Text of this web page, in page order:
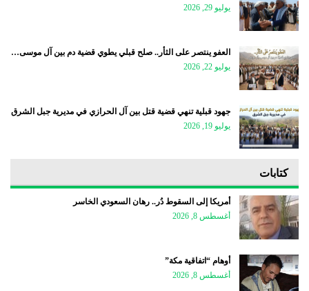
يوليو 29, 2026
العفو ينتصر على الثأر.. صلح قبلي يطوي قضية دم بين آل موسى…
يوليو 22, 2026
جهود قبلية تنهي قضية قتل بين آل الحرازي في مديرية جبل الشرق
يوليو 19, 2026
كتابات
أمريكا إلى السقوط دُر.. رهان السعودي الخاسر
أغسطس 8, 2026
أوهام “اتفاقية مكة”
أغسطس 8, 2026